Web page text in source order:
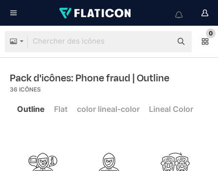
0
Pack d'icônes: Phone fraud | Outline
36 ICÔNES
Outline Flat color lineal-color Lineal Color